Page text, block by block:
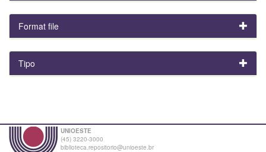
Format file
Tipo
UNIOESTE
(45) 3220-3000
biblioteca.repositorio@unioeste.br